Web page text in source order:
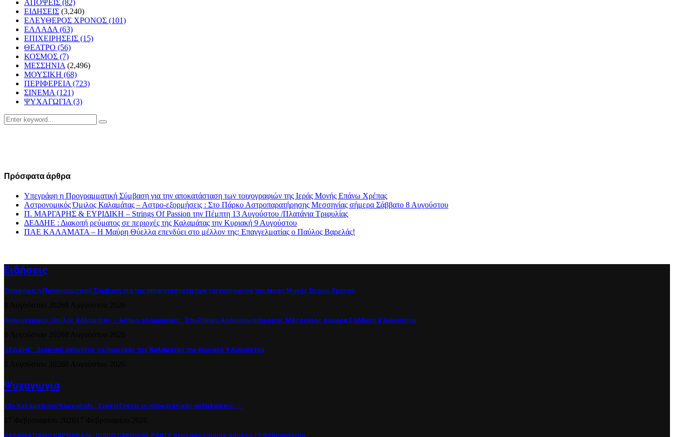
ΑΠΟΨΕΙΣ (82)
ΕΙΔΗΣΕΙΣ (3,240)
ΕΛΕΥΘΕΡΟΣ ΧΡΟΝΟΣ (101)
ΕΛΛΑΔΑ (63)
ΕΠΙΧΕΙΡΗΣΕΙΣ (15)
ΘΕΑΤΡΟ (56)
ΚΟΣΜΟΣ (7)
ΜΕΣΣΗΝΙΑ (2,496)
ΜΟΥΣΙΚΗ (68)
ΠΕΡΙΦΕΡΕΙΑ (723)
ΣΙΝΕΜΑ (121)
ΨΥΧΑΓΩΓΙΑ (3)
Search
for:
Search
Πρόσφατα άρθρα
Υπεγράφη η Προγραμματική Σύμβαση για την αποκατάσταση των τοιχογραφιών της Ιεράς Μονής Επάνω Χρέπας
Αστρονομικός Όμιλος Καλαμάτας – Αστρο-εξορμήσεις : Στο Πάρκο Αστροπαρατήρησης Μεσσηνίας σήμερα Σάββατο 8 Αυγούστου
Π. ΜΑΡΓΑΡΗΣ & ΕΥΡΙΔΙΚΗ – Strings Of Passion την Πέμπτη 13 Αυγούστου /Πλατάνια Τριφυλίας
ΔΕΔΔΗΕ : Διακοπή ρεύματος σε περιοχές της Καλαμάτας την Κυριακή 9 Αυγούστου
ΠΑΕ ΚΑΛΑΜΑΤΑ – Η Μαύρη Θύελλα επενδύει στο μέλλον της: Επαγγελματίας ο Παύλος Βαρελάς!
Ειδήσεις
Υπεγράφη η Προγραμματική Σύμβαση για την αποκατάσταση των τοιχογραφιών της Ιεράς Μονής Επάνω Χρέπας
Αστρονομικός Όμιλος Καλαμάτας – Αστρο-εξορμήσεις : Στο Πάρκο Αστροπαρατήρησης Μεσσηνίας σήμερα Σάββατο 8 Αυγούστου
ΔΕΔΔΗΕ : Διακοπή ρεύματος σε περιοχές της Καλαμάτας την Κυριακή 9 Αυγούστου
Ψυχαγωγία
13ο Καλαματιανό Καρναβάλι : Συνεχίζονται οι αποκριάτικες εκδηλώσεις ….
ΚΑΛΑΜΑΤΙΑΝΟ ΚΑΡΝΑΒΑΛΙ : DISCO CARNIVAL PARTY στο Luna Lounge σήμερα 17 Φεβρουαρίου